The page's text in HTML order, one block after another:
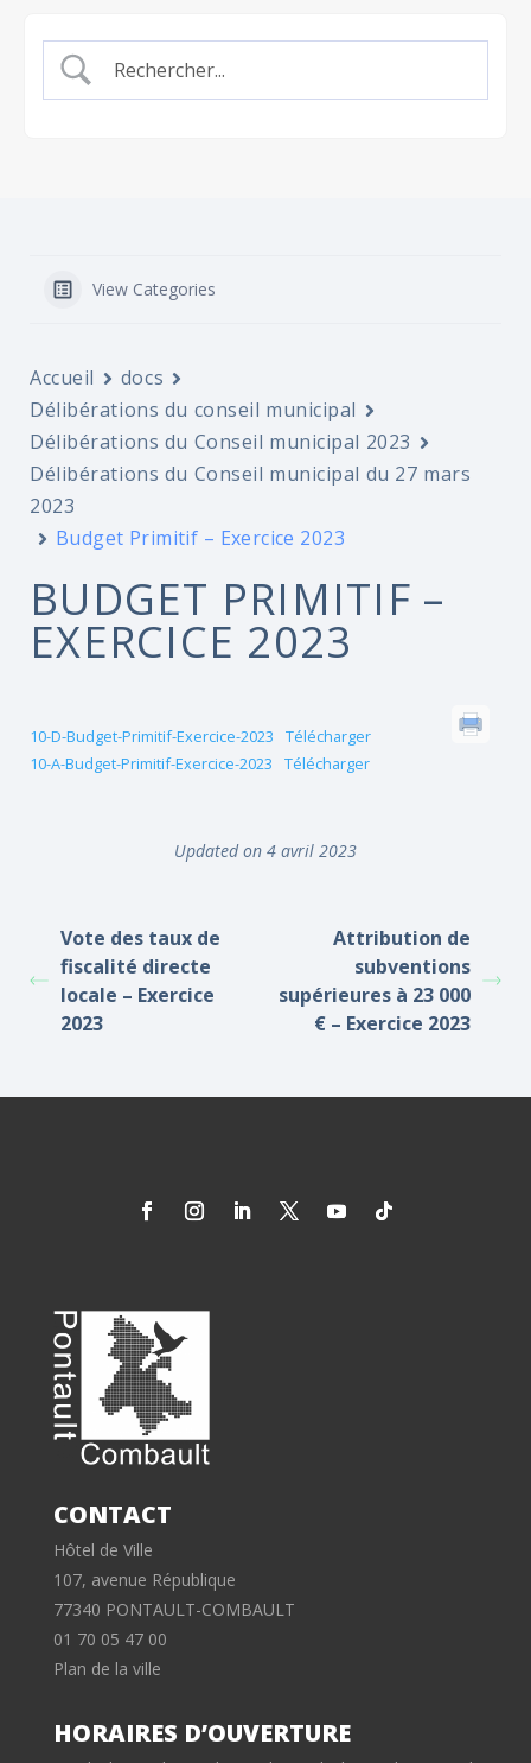
View Categories
Accueil
docs
Délibérations du conseil municipal
Délibérations du Conseil municipal 2023
Délibérations du Conseil municipal du 27 mars
2023
Budget Primitif – Exercice 2023
BUDGET PRIMITIF –
EXERCICE 2023
10-D-Budget-Primitif-Exercice-2023
Télécharger
10-A-Budget-Primitif-Exercice-2023
Télécharger
Updated on 4 avril 2023
Vote des taux de
fiscalité directe
locale – Exercice
2023
Attribution de
subventions
supérieures à 23 000
€ – Exercice 2023
CONTACT
Hôtel de Ville
107, avenue République
77340 PONTAULT-COMBAULT
01 70 05 47 00
Plan de la ville
HORAIRES D’OUVERTURE